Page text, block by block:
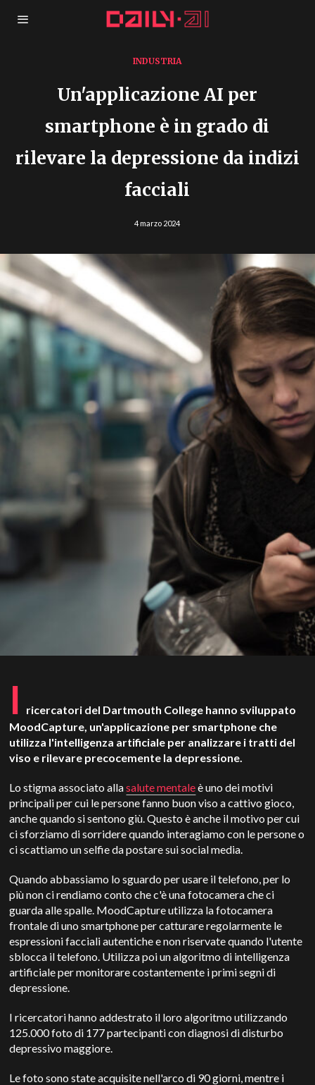
INDUSTRIA
Un'applicazione AI per
smartphone è in grado di
rilevare la depressione da indizi
facciali
4 marzo 2024
I
ricercatori del Dartmouth College hanno sviluppato
MoodCapture, un'applicazione per smartphone che
utilizza l'intelligenza artificiale per analizzare i tratti del
viso e rilevare precocemente la depressione.
Lo stigma associato allasalute mentaleè uno dei motivi
principali per cui le persone fanno buon viso a cattivo gioco,
anche quando si sentono giù. Questo è anche il motivo per cui
ci sforziamo di sorridere quando interagiamo con le persone o
ci scattiamo un selfie da postare sui social media.
Quando abbassiamo lo sguardo per usare il telefono, per lo
più non ci rendiamo conto che c'è una fotocamera che ci
guarda alle spalle. MoodCapture utilizza la fotocamera
frontale di uno smartphone per catturare regolarmente le
espressioni facciali autentiche e non riservate quando l'utente
sblocca il telefono. Utilizza poi un algoritmo di intelligenza
artificiale per monitorare costantemente i primi segni di
depressione.
I ricercatori hanno addestrato il loro algoritmo utilizzando
125.000 foto di 177 partecipanti con diagnosi di disturbo
depressivo maggiore.
Le foto sono state acquisite nell'arco di 90 giorni, mentre i